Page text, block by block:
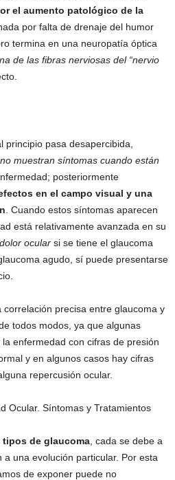
el aumento patológico de la
por falta de drenaje del humor
termina en una neuropatía óptica
de las fibras nerviosas del “nervio
pasa desapercibida,
muestran síntomas cuando están
posteriormente
en el campo visual y una
. Cuando estos síntomas aparecen
está relativamente avanzada en su
ocular si se tiene el glaucoma
agudo, sí puede presentarse
precisa entre glaucoma y
todos modos, ya que algunas
enfermedad con cifras de presión
y en algunos casos hay cifras
repercusión ocular.
tipos de glaucoma , cada se debe a
una evolución particular. Por esta
de exponer puede no